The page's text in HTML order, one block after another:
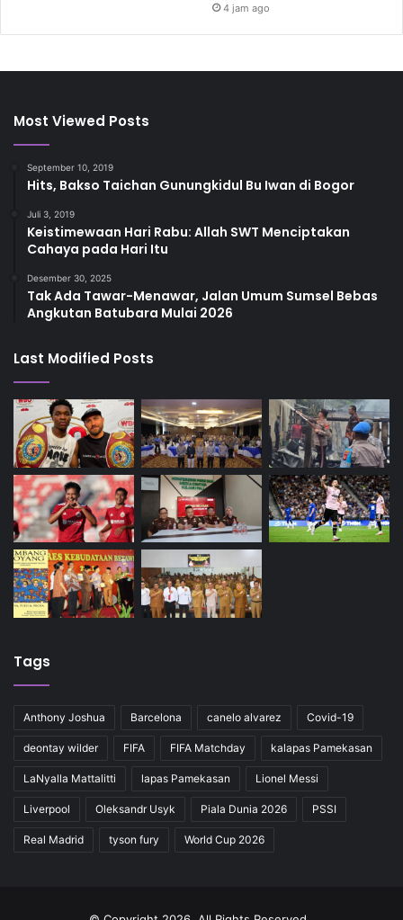
4 jam ago
Most Viewed Posts
September 10, 2019
Hits, Bakso Taichan Gunungkidul Bu Iwan di Bogor
Juli 3, 2019
Keistimewaan Hari Rabu: Allah SWT Menciptakan
Cahaya pada Hari Itu
Desember 30, 2025
Tak Ada Tawar-Menawar, Jalan Umum Sumsel Bebas
Angkutan Batubara Mulai 2026
Last Modified Posts
Tags
Anthony Joshua Barcelona canelo alvarez Covid-19
deontay wilder FIFA FIFA Matchday kalapas Pamekasan
LaNyalla Mattalitti lapas Pamekasan Lionel Messi
Liverpool Oleksandr Usyk Piala Dunia 2026 PSSI
Real Madrid tyson fury World Cup 2026